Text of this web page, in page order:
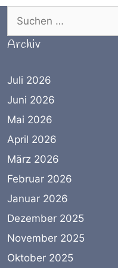
Suchen nach:
Archiv
Juli 2026
Juni 2026
Mai 2026
April 2026
März 2026
Februar 2026
Januar 2026
Dezember 2025
November 2025
Oktober 2025